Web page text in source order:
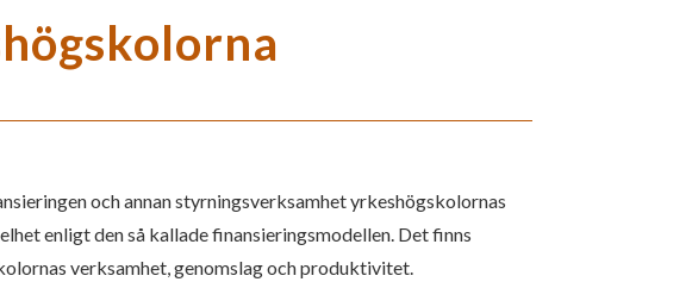
och annan styrningsverksamhet yrkeshögskolornas
enligt den så kallade finansieringsmodellen. Det finns
verksamhet, genomslag och produktivitet.